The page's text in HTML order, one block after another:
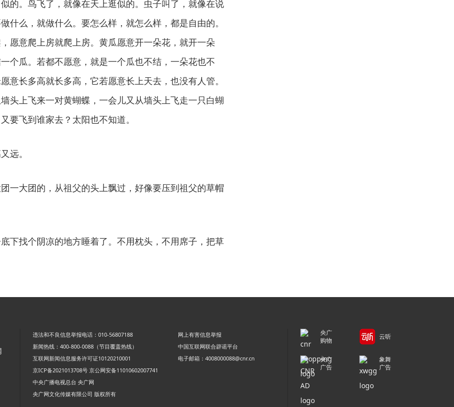
的。鸟飞了，就像在天上逛似的。虫子叫了，就像在说
什么，就做什么。要怎么样，就怎么样，都是自由的。
愿意爬上房就爬上房。黄瓜愿意开一朵花，就开一朵
个瓜。若都不愿意，就是一个瓜也不结，一朵花也不
意长多高就长多高，它若愿意长上天去，也没有人管。
头上飞来一对黄蝴蝶，一会儿又从墙头上飞走一只白蝴
要飞到谁家去？太阳也不知道。
远。
一大团的，从祖父的头上飘过，好像要压到祖父的草帽
下找个阴凉的地方睡着了。不用枕头，不用席子，把草
违法和不良信息举报电话：010-56807188
网上有害信息举报
新闻热线：400-800-0088（节目覆盖热线）
中国互联网联合辟谣平台
互联网新闻信息服务许可证10120210001
电子邮箱：4008000088@cnr.cn
京ICP备2021013708号 京公网安备11010602007741
中央广播电视总台 央广网
央广网文化传媒有限公司 版权所有
央广
购物
云听
央广
广告
象舞
广告